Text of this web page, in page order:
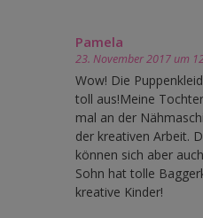
Pamela
23. November 2017 um
Wow! Die
toll aus!Meine
mal an der
der kreativen Arbeit.
können sich aber
Sohn hat tolle
kreative Kinder!